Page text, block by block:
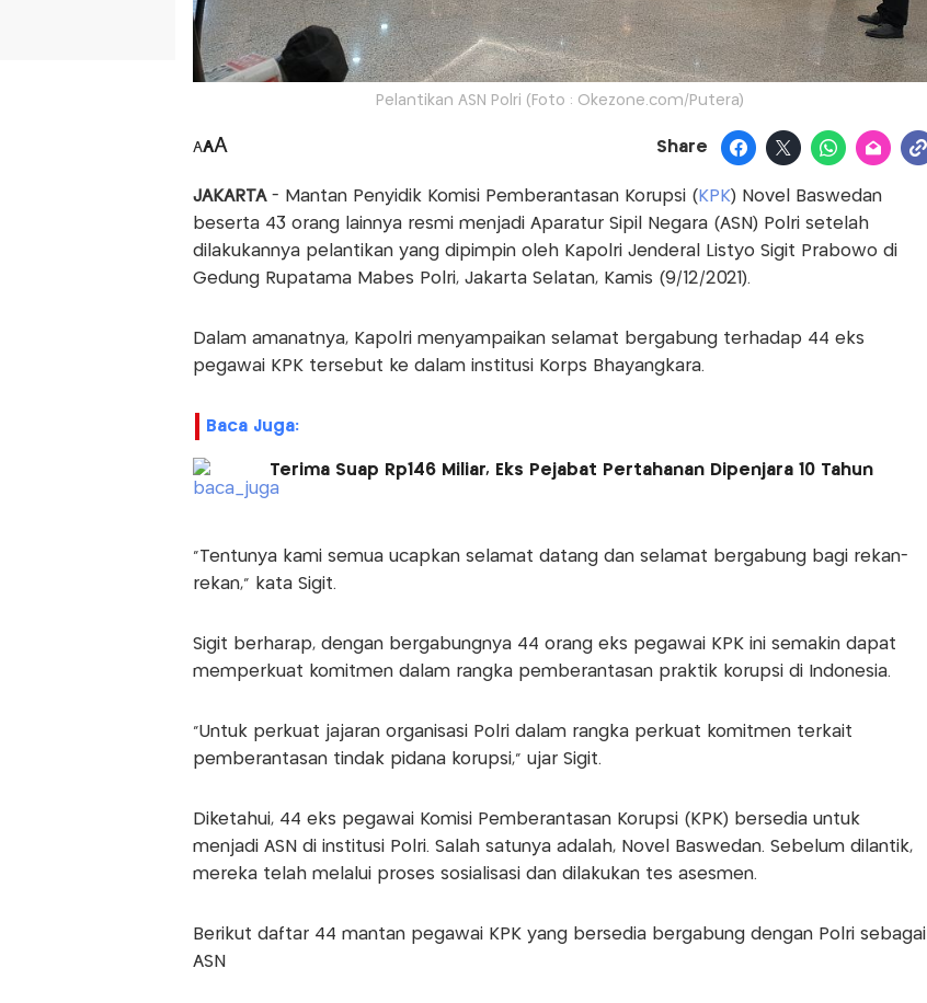
Pelantikan ASN Polri (Foto : Okezone.com/Putera)
AAA Share
JAKARTA - Mantan Penyidik Komisi Pemberantasan Korupsi ( KPK) Novel Baswedan
beserta 43 orang lainnya resmi menjadi Aparatur Sipil Negara (ASN) Polri setelah
dilakukannya pelantikan yang dipimpin oleh Kapolri Jenderal Listyo Sigit Prabowo di
Gedung Rupatama Mabes Polri, Jakarta Selatan, Kamis (9/12/2021).
Dalam amanatnya, Kapolri menyampaikan selamat bergabung terhadap 44 eks
pegawai KPK tersebut ke dalam institusi Korps Bhayangkara.
Baca Juga:
Terima Suap Rp146 Miliar, Eks Pejabat Pertahanan Dipenjara 10 Tahun
"Tentunya kami semua ucapkan selamat datang dan selamat bergabung bagi rekan-
rekan," kata Sigit.
Sigit berharap, dengan bergabungnya 44 orang eks pegawai KPK ini semakin dapat
memperkuat komitmen dalam rangka pemberantasan praktik korupsi di Indonesia.
"Untuk perkuat jajaran organisasi Polri dalam rangka perkuat komitmen terkait
pemberantasan tindak pidana korupsi," ujar Sigit.
Diketahui, 44 eks pegawai Komisi Pemberantasan Korupsi (KPK) bersedia untuk
menjadi ASN di institusi Polri. Salah satunya adalah, Novel Baswedan. Sebelum dilantik,
mereka telah melalui proses sosialisasi dan dilakukan tes asesmen.
Berikut daftar 44 mantan pegawai KPK yang bersedia bergabung dengan Polri sebagai
ASN